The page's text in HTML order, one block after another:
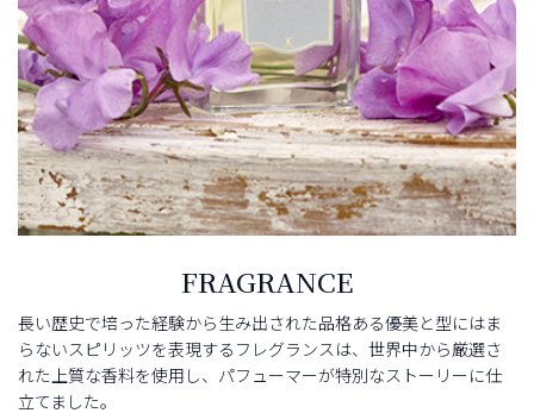
FRAGRANCE
長い歴史で培った経験から生み出された品格ある優美と型にはま
らないスピリッツを表現するフレグランスは、世界中から厳選さ
れた上質な香料を使用し、パフューマーが特別なストーリーに仕
立てました。